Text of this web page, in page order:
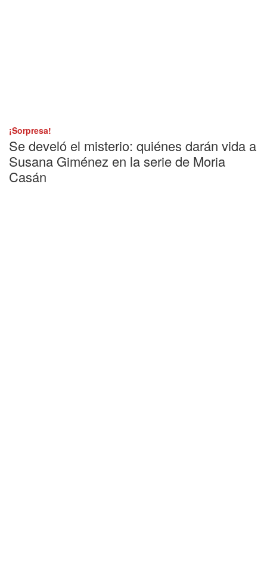
¡Sorpresa!
Se develó el misterio: quiénes darán vida a
Susana Giménez en la serie de Moria
Casán